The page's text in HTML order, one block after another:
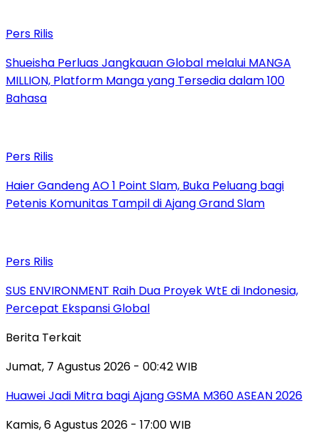
Pers Rilis
Shueisha Perluas Jangkauan Global melalui MANGA
MILLION, Platform Manga yang Tersedia dalam 100
Bahasa
Pers Rilis
Haier Gandeng AO 1 Point Slam, Buka Peluang bagi
Petenis Komunitas Tampil di Ajang Grand Slam
Pers Rilis
SUS ENVIRONMENT Raih Dua Proyek WtE di Indonesia,
Percepat Ekspansi Global
Berita Terkait
Jumat, 7 Agustus 2026 - 00:42 WIB
Huawei Jadi Mitra bagi Ajang GSMA M360 ASEAN 2026
Kamis, 6 Agustus 2026 - 17:00 WIB